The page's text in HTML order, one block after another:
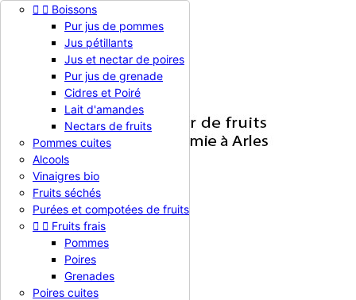
Connexion
Toutes les catégories
Nos Produits
  Boissons
Pur jus de pommes
Jus pétillants
Jus et nectar de poires
Pur jus de grenade
Cidres et Poiré
Lait d'amandes
Nectars de fruits
Pommes cuites
Alcools
Vinaigres bio
Fruits séchés
Purées et compotées de fruits
  Fruits frais
Pommes
Poires
Grenades
Poires cuites
NOS CERTIFICATS
Agenda
PRESSE